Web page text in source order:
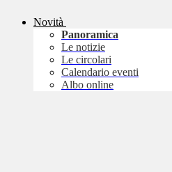
Novità
Panoramica
Le notizie
Le circolari
Calendario eventi
Albo online